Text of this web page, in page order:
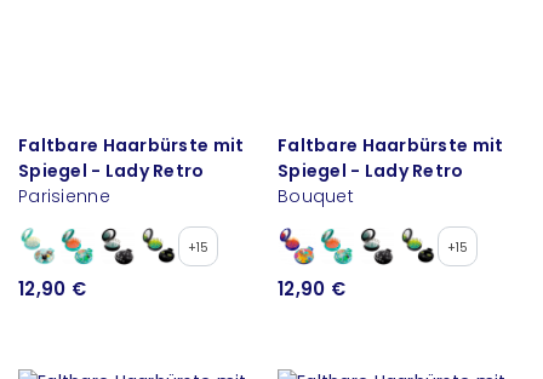
Faltbare Haarbürste mit
Spiegel - Lady Retro
Parisienne
+15
12,90 €
Faltbare Haarbürste mit
Spiegel - Lady Retro
Bouquet
+15
12,90 €